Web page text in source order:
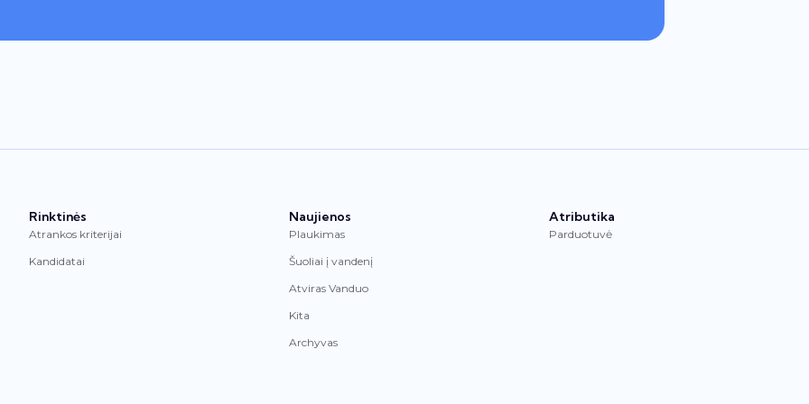
Rinktinės
Atrankos kriterijai
Kandidatai
Naujienos
Plaukimas
Šuoliai į vandenį
Atviras Vanduo
Kita
Archyvas
Atributika
Parduotuvė